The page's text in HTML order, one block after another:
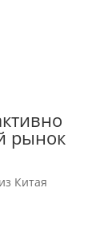
рынок
Китая